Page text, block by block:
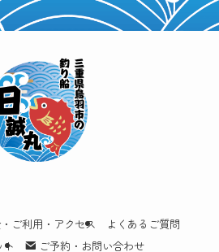
ご利用・アクセス
よくあるご質問
ト
ご予約・お問い合わせ